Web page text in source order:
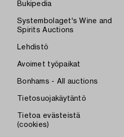
Bukipedia
Systembolaget's Wine and
Spirits Auctions
Lehdistö
Avoimet työpaikat
Bonhams - All auctions
Tietosuojakäytäntö
Tietoa evästeistä
(cookies)